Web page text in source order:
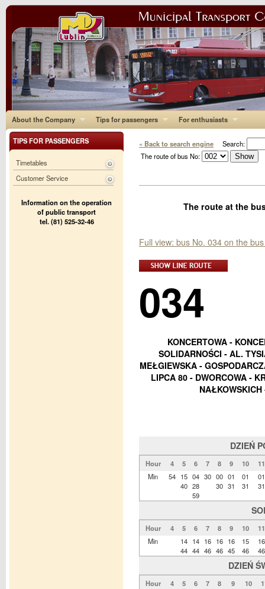
About the Company Tips for passengers For enthusiasts
« Back to search engine Search:
The route of bus No:
The route at the
Full view: bus No. 034 on the
034
KONCERTOWA -
SOLIDARNOŚCI - AL.
MEŁGIEWSKA -
LIPCA 80 - DWORCOWA -
DZIEŃ
Hour 4 5 6 7 8 9 10
11
Min
54 15
40
04
28
59
30 00
30
01
31
01
31
01
31
Hour 4 5 6 7 8 9 10
11
Min
14
44
14
44
16
46
16
46
16
45
15
46
16
46
DZIEŃ
Hour 4 5 6 7 8 9 10
TIPS FOR PASSENGERS
Timetables
Customer Service
Information on the operation
of public transport
tel. (81) 525-32-46